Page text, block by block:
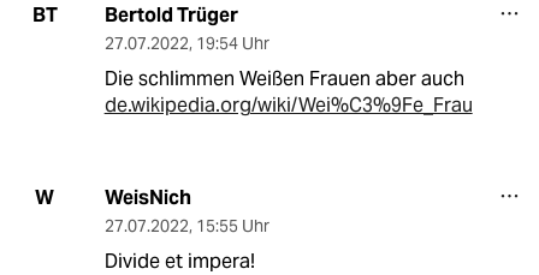
BT Bertold Trüger
27.07.2022, 19:54 Uhr
Die schlimmen Weißen Frauen aber auch
de.wikipedia.org/wiki/Wei%C3%9Fe_Frau
W WeisNich
27.07.2022, 15:55 Uhr
Divide et impera!